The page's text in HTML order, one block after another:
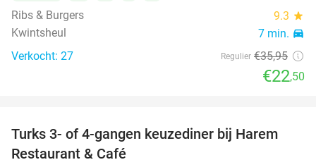
Ribs & Burgers
9.3 star
Kwintsheul 7 min. directions_car
Verkocht: 27 Regulier €35,95
€22,50
45%
Turks 3- of 4-gangen keuzediner bij Harem
Restaurant & Café